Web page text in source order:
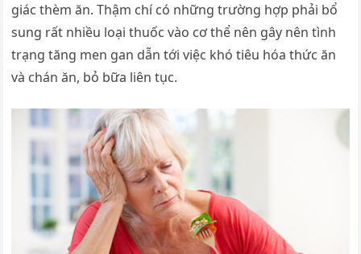
giác thèm ăn. Thậm chí có những trường hợp phải bổ
sung rất nhiều loại thuốc vào cơ thể nên gây nên tình
trạng tăng men gan dẫn tới việc khó tiêu hóa thức ăn
và chán ăn, bỏ bữa liên tục.